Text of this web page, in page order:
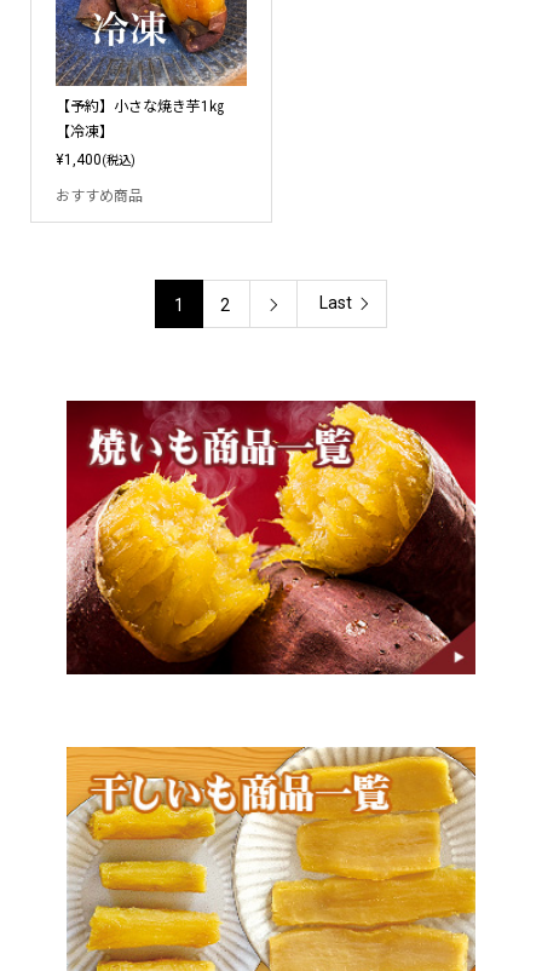
【予約】小さな焼き芋1㎏
【冷凍】
¥1,400(税込)
おすすめ商品
1 2  Last